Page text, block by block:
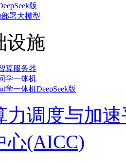
版
署大模型
设施
算服务器
学一体机
学一体机DeepSeek版
力调度与加
心(AICC)